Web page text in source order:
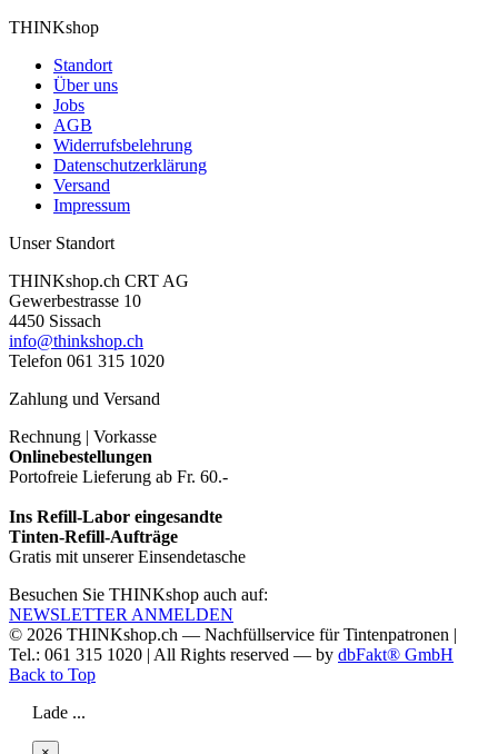
THINKshop
Standort
Über uns
Jobs
AGB
Widerrufsbelehrung
Datenschutzerklärung
Versand
Impressum
Unser Standort
THINKshop.ch CRT AG
Gewerbestrasse 10
4450 Sissach
info@thinkshop.ch
Telefon 061 315 1020
Zahlung und Versand
Rechnung | Vorkasse
Onlinebestellungen
Portofreie Lieferung ab Fr. 60.-
Ins Refill-Labor eingesandte
Tinten-Refill-Aufträge
Gratis mit unserer Einsendetasche
Besuchen Sie THINKshop auch auf:
NEWSLETTER ANMELDEN
© 2026 THINKshop.ch — Nachfüllservice fürTintenpatronen |
Tel.: 061 315 1020 | All Rights reserved — by dbFakt® GmbH
Back to Top
Lade ...